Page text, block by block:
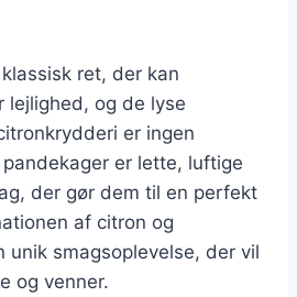
ret, der kan
lejlighed, og de lyse
er ingen
er lette, luftige
der gør dem til en perfekt
af citron og
unik smagsoplevelse, der vil
og venner.